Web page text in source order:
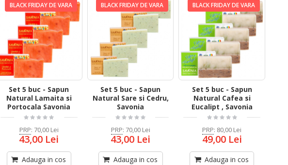
BLACK FRIDAY DE VARA
Set 5 buc - Sapun
Natural Lamaita si
Portocala Savonia
PRP: 70,00 Lei
43,00 Lei
Adauga in cos
BLACK FRIDAY DE VARA
Set 5 buc - Sapun
Natural Sare si Cedru,
Savonia
PRP: 70,00 Lei
43,00 Lei
Adauga in cos
BLACK FRIDAY DE VARA
Set 5 buc - Sapun
Natural Cafea si
Eucalipt , Savonia
PRP: 80,00 Lei
49,00 Lei
Adauga in cos